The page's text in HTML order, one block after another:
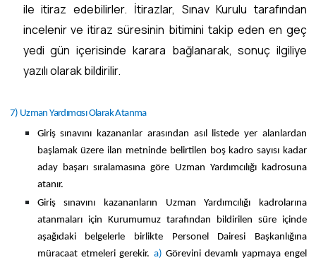
ile itiraz edebilirler. İtirazlar, Sınav Kurulu tarafından
incelenir ve itiraz süresinin bitimini takip eden en geç
yedi gün içerisinde karara bağlanarak, sonuç ilgiliye
yazılı olarak bildirilir.
7) Uzman Yardımcısı Olarak Atanma
Giriş sınavını kazananlar arasından asıl listede yer alanlardan
başlamak üzere ilan metninde belirtilen boş kadro sayısı kadar
aday başarı sıralamasına göre Uzman Yardımcılığı kadrosuna
atanır.
Giriş sınavını kazananların Uzman Yardımcılığı kadrolarına
atanmaları için Kurumumuz tarafından bildirilen süre içinde
aşağıdaki belgelerle birlikte Personel Dairesi Başkanlığına
müracaat etmeleri gerekir. a) Görevini devamlı yapmaya engel